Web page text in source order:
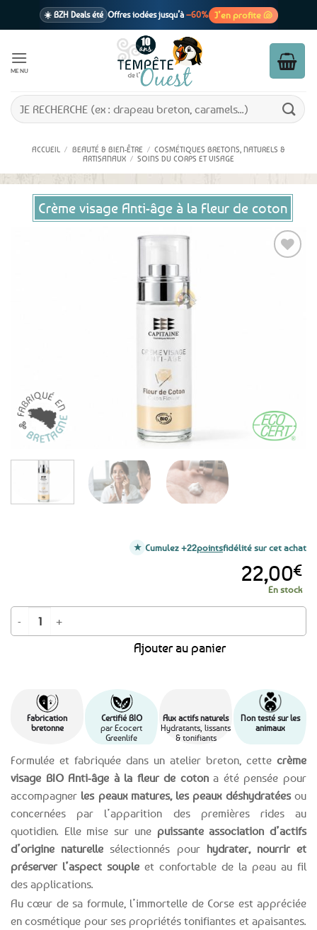
☀️ BZH Deals été Offres iodées jusqu’à –60% J’en profite 🐚
1 cadeau offertdès 39€ d’achats
En point relais dès 3,95€ seulement
MENU
Recherche
pour :
ACCUEIL / BEAUTÉ & BIEN-ÊTRE / COSMÉTIQUES BRETONS, NATURELS &
ARTISANAUX / SOINS DU CORPS ET VISAGE
Crème visage Anti-âge à la Fleur de coton
Formulée et fabriquée dans un atelier breton, cette crème
visage BIO Anti-âge à la fleur de cotona été pensée pour
accompagner les peaux matures, les peaux déshydratéesou
concernées par l’apparition des premières rides au
quotidien. Elle mise sur unepuissante association d’actifs
d’origine naturelle sélectionnés pour hydrater, nourrir et
préserver l’aspect souple et confortable de la peau au fil
des applications.
Au cœur de sa formule, l’immortelle de Corse est appréciée
en cosmétique pour ses propriétés tonifiantes et apaisantes.
Fabrication
bretonne
Certifié BIO
par Ecocert
Greenlife
Aux actifs naturels
Hydratants, lissants
& tonifiants
Non testé sur les
animaux
22,00€
En stock
quantité de Crème visage Anti-âge à la Fleur de coton
Ajouter au panier
Cumulez +22pointsfidélité sur cet achat